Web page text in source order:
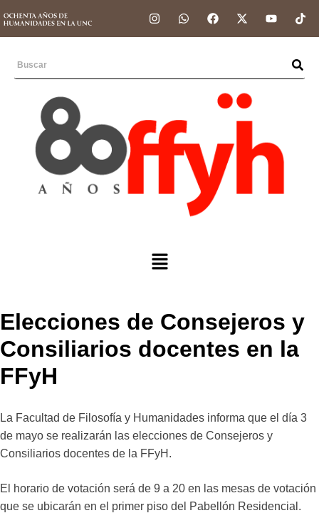
Elecciones de Consejeros y
Consiliarios docentes en la
FFyH
La Facultad de Filosofía y Humanidades informa que el día 3
de mayo se realizarán las elecciones de Consejeros y
Consiliarios docentes de la FFyH.
El horario de votación será de 9 a 20 en las mesas de votación
que se ubicarán en el primer piso del Pabellón Residencial.